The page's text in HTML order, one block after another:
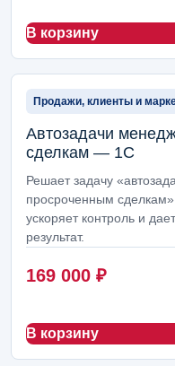
Пакеты внедрения
Соцсети и SMM
Поддержка
Автопубликации и
Ведение блога и
Настройка сервера 1С
В корзину
Продажи, клиенты и
Автозадачи
сделкам — 1С
Решает задачу
просроченным
ускоряет контроль и
результат.
169 000 ₽
В корзину